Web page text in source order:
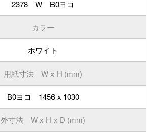
2378 W B0ヨコ
カラー
ホワイト
用紙寸法 W x H (mm)
B0ヨコ 1456 x 1030
外寸法 W x H x D (mm)